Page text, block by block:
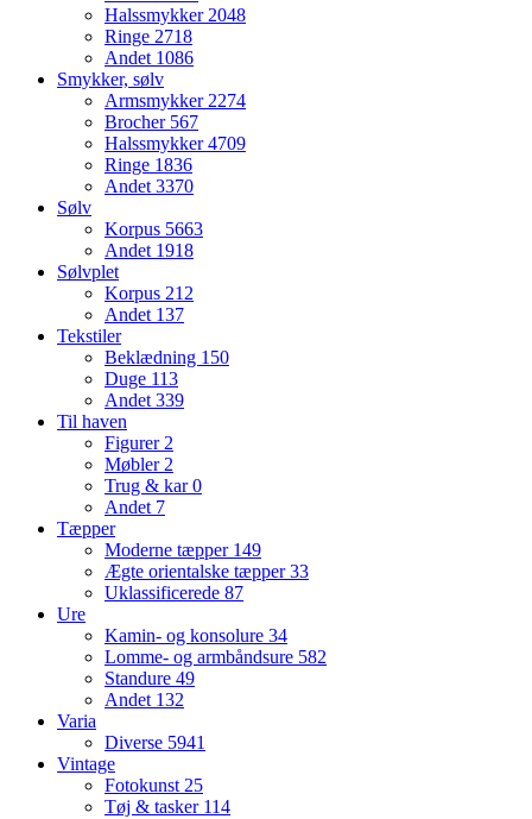
Halssmykker 2048
Ringe 2718
Andet 1086
Smykker, sølv
Armsmykker 2274
Brocher 567
Halssmykker4709
Ringe 1836
Andet 3370
Sølv
Korpus 5663
Andet 1918
Sølvplet
Korpus 212
Andet 137
Tekstiler
Beklædning 150
Duge 113
Andet 339
Til haven
Figurer 2
Møbler 2
Trug & kar0
Andet 7
Tæpper
Moderne tæpper 149
Ægte orientalske tæpper33
Uklassificerede 87
Ure
Kamin- og konsolure 34
Lomme- og armbåndsure 582
Standure 49
Andet 132
Varia
Diverse 5941
Vintage
Fotokunst 25
Tøj & tasker 114